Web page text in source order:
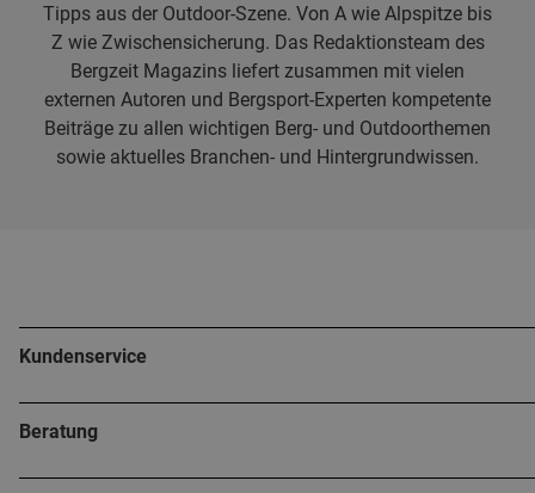
Tipps aus der Outdoor-Szene. Von A wie Alpspitze bis
Z wie Zwischensicherung. Das Redaktionsteam des
Bergzeit Magazins liefert zusammen mit vielen
externen Autoren und Bergsport-Experten kompetente
Beiträge zu allen wichtigen Berg- und Outdoorthemen
sowie aktuelles Branchen- und Hintergrundwissen.
Kundenservice
Beratung